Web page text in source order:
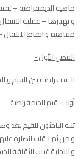
ماهية الديمقراطية –
وانهيارها – عملية
مفاهيم و انماط
الفصل الأول:-
الديمقراطية بين القيم
أولا :- قيم الديمقراطية
و من ثم انقلب انصاره
و الاجابة غياب الثقافة